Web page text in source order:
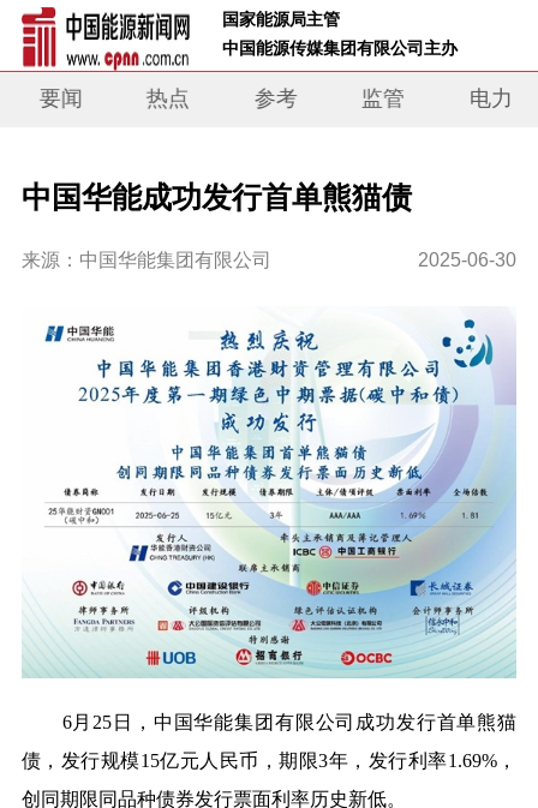
国家能源局主管
中国能源传媒集团有限公司主办
要闻 热点 参考 监管 电力
中国华能成功发行首单熊猫债
来源：中国华能集团有限公司 2025-06-30
6月25日，中国华能集团有限公司成功发行首单熊猫
债，发行规模15亿元人民币，期限3年，发行利率1.69%，
创同期限同品种债券发行票面利率历史新低。